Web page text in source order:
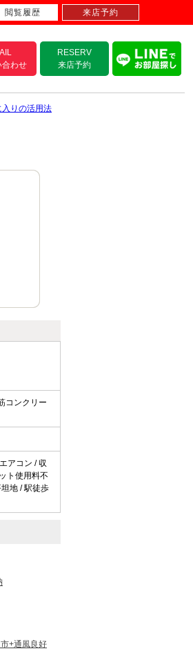
合わせ
RESERV
来店予約
入りの活用法
コンクリー
アコン / 収
ト使用料不
地 / 駅徒歩
+通風良好
閲覧履歴 来店予約